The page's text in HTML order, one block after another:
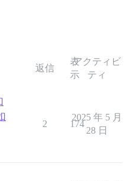
返信
表
示
アクティビ
ティ
2 174
2025 年 5 月
28 日